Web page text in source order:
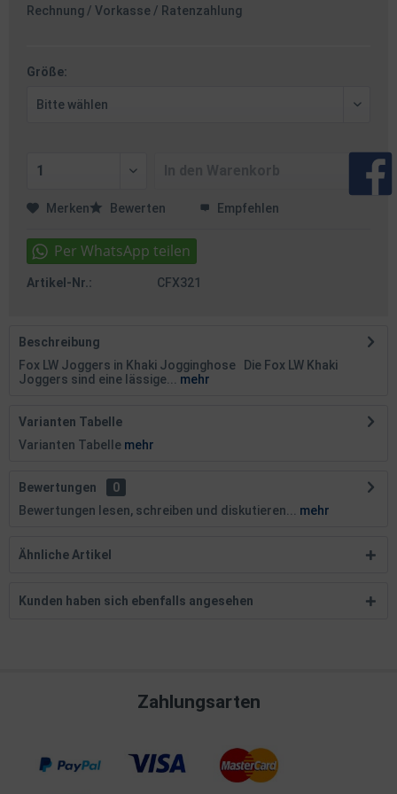
Rechnung / Vorkasse / Ratenzahlung
Größe:
Merken Bewerten Empfehlen
Artikel-Nr.: CFX321
Beschreibung
Fox LW Joggers in Khaki Jogginghose Die Fox LW Khaki
Joggers sind eine lässige...
mehr
Varianten Tabelle
Varianten Tabelle mehr
Bewertungen
0
Bewertungen lesen, schreiben und diskutieren...
mehr
Ähnliche Artikel
Kunden haben sich ebenfalls angesehen
Zahlungsarten